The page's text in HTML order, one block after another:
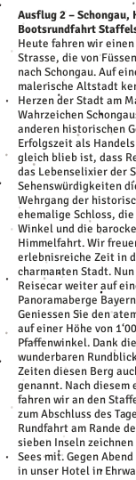
Ausflug 2 – Schongau,
Bootsrundfahrt
Heute fahren wir
Strasse, die von
nach Schongau. Auf
malerische Altstadt
Herzen der Stadt am
Wahrzeichen
anderen historischen
Erfolgszeit als
gleich blieb ist, dass
das Lebenselixier der
Sehenswürdigkeiten
Wehrgang der
ehemalige Schloss,
Winkel und die
Himmelfahrt. Wir
erlebnisreiche Zeit in
charmanten Stadt.
Reisecar weiter auf
Panoramaberge
Geniessen Sie den
auf einer Höhe von
Pfaffenwinkel. Dank
wunderbaren
Zeiten diesen Berg
genannt. Nach
fahren wir an den
zum Abschluss des
Rundfahrt am Rande
sieben Inseln
Sees mit. Gegen
in unser Hotel in